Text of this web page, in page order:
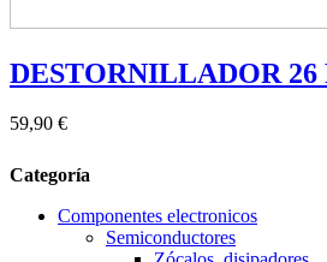
DESTORNILLADOR 26
59,90 €
Categoría
Componentes electronicos
Semiconductores